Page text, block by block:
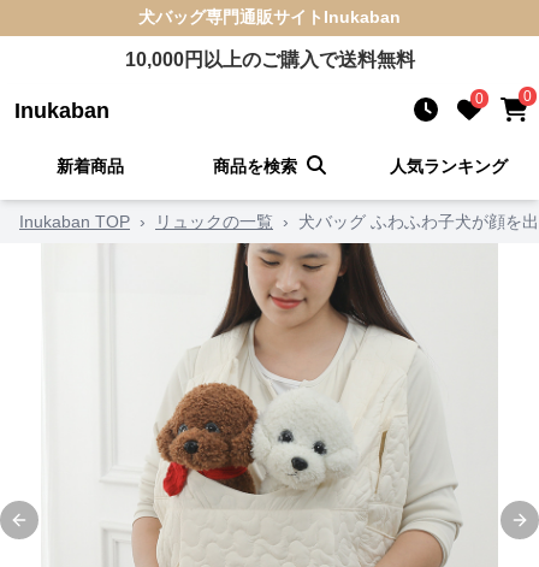
犬バッグ専門通販サイト Inukaban
10,000円以上のご購入で送料無料
Inukaban 0 0
新着商品 商品を検索 人気ランキング
Inukaban TOP › リュックの一覧 › 犬バッグ ふわふわ子犬が顔を
Previous slide